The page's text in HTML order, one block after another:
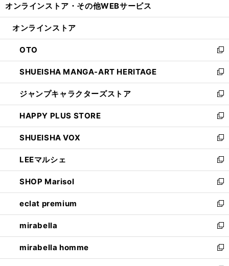
開
ン
ウ
で
開
く
ウ
ン
ド
ウ
で
開
く
オンラインストア・ その他WEBサービス
オンラインストア
OTO
新
し
い
ウ
ィ
ン
ド
ウ
で
開
く
SHUEISHA MANGA-ART HERITAGE
新
し
い
ウ
ィ
ン
ド
ウ
で
開
く
ジャンプキャラクターズストア
新
し
い
ウ
ィ
ン
ド
ウ
で
開
く
HAPPY PLUS STORE
新
し
い
ウ
ィ
ン
ド
ウ
で
開
く
SHUEISHA VOX
新
し
い
ウ
ィ
ン
ド
ウ
で
開
く
LEEマルシェ
新
し
い
ウ
ィ
ン
ド
ウ
で
開
SHOP Marisol
新
し
い
ウ
ィ
ン
ド
ウ
eclat premium
新
し
い
ウ
ィ
ン
mirabella
新
し
い
ウ
mirabella homme
新
し